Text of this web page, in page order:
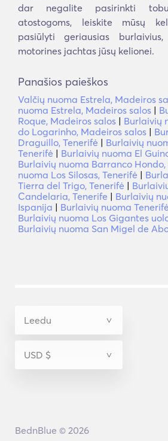
dar negalite pasirinkti
atostogoms, leiskite mūsų
pasiūlyti geriausias
motorines jachtas jūsų kelionei.
Panašios paieškos
Valčių nuoma Estrela, Madeiros
nuoma Estrela, Madeiros salos |
Roque, Madeiros salos | Burlaivių
do Logarinho, Madeiros salos |
Draguillo, Tenerifė | Burlaivių
Tenerifė | Burlaivių nuoma El
Burlaivių nuoma Barranco Hondo,
nuoma Los Silosas, Tenerifė |
Tierra del Trigo, Tenerifė |
Candelaria, Tenerife | Burlaivių
Ispanija | Burlaivių nuoma
Burlaivių nuoma Los Gigantes
Burlaivių nuoma San Migel de
BednBlue © 2026